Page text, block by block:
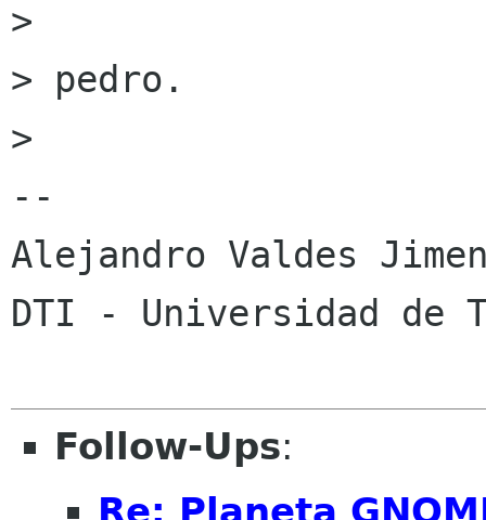
>
> pedro.
>
--
Alejandro Valdes
DTI - Universidad de
Follow-Ups:
Re: Planeta